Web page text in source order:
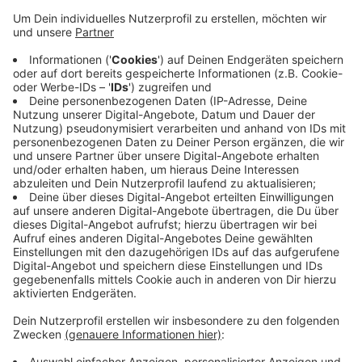
Die Brandexperten der Polizei haben heute ihre
Ergebnisse vorgestellt. Ein technischer Defekt im
Rohrleitungssystem ist danach die Ursache gewesen.
Mehrere Feuerwehrleute waren auf dem Hof mit
Schwefelsäure in Kontakt gekommen. Sie kamen ins
Krankenhaus, sind jetzt aber wieder alle zuhause. Ein
Nebengebäude ist auf dem Hof komplett abgebrannt.
Eine Gefahr war ein Schwefelsäuretank, der für den
Betrieb der Biogasanlage nötig war. Éine Fachfirma
hatte den Tank entsorgt.
Anzeige